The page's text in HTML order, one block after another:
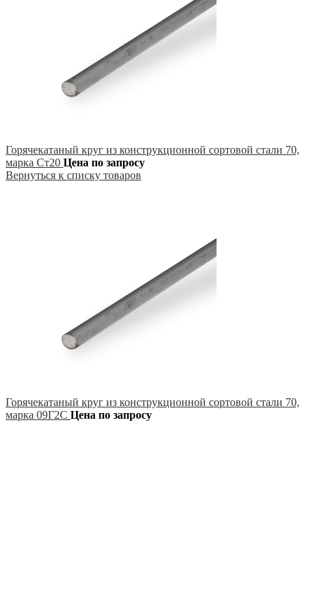
Горячекатаный круг из конструкционной сортовой стали 70,
марка Ст20 Цена по запросу
Вернуться к списку товаров
Горячекатаный круг из конструкционной сортовой стали 70,
марка 09Г2С Цена по запросу